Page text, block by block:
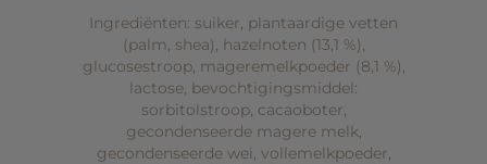
Ingrediënten: suiker, plantaardige vetten
(palm, shea), hazelnoten (13,1 %),
glucosestroop, mageremelkpoeder (8,1 %),
lactose, bevochtigingsmiddel:
sorbitolstroop, cacaoboter,
gecondenseerde magere melk,
gecondenseerde wei, vollemelkpoeder,